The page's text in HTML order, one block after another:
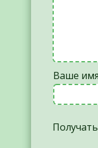
Ваше имя